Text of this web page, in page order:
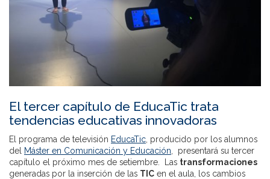
El tercer capítulo de EducaTic trata
tendencias educativas innovadoras
El programa de televisión EducaTic , producido por los alumnos
del
Máster en Comunicación y Educación , presentará su tercer
capítulo el próximo mes de setiembre. Las transformaciones
generadas por la inserción de las TIC en el aula, los cambios